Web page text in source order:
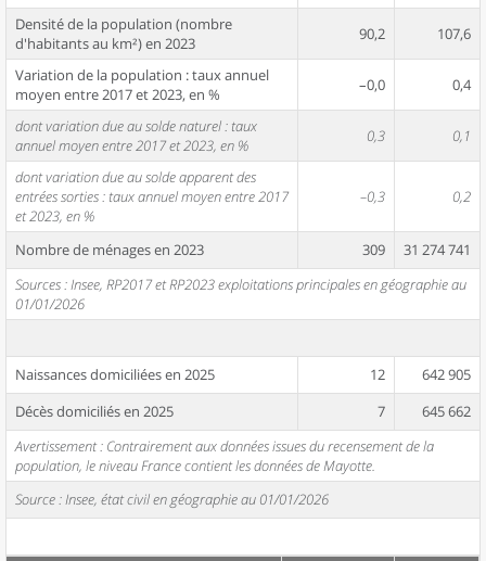
Densité de la population (nombre
d'habitants au km²) en 2023
90,2 107,6
Variation de la population : taux annuel
moyen entre 2017 et 2023, en %
–0,0 0,4
dont variation due au solde naturel : taux
annuel moyen entre 2017 et 2023, en %
0,3 0,1
dont variation due au solde apparent des
entrées sorties : taux annuel moyen entre 2017
et 2023, en %
–0,3 0,2
Nombre de ménages en 2023 309
31 274 741
Sources : Insee, RP2017 et RP2023 exploitations principales en géographie au
01/01/2026
Naissances domiciliées en 2025 12
642 905
Décès domiciliés en 2025
7
645 662
Avertissement : Contrairement aux données issues du recensement de la
population, le niveau France contient les données de Mayotte.
Source : Insee, état civil en géographie au 01/01/2026